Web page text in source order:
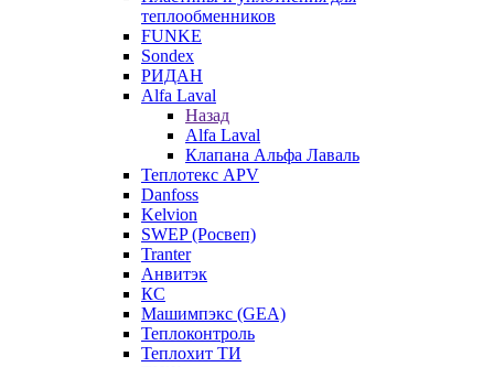
теплообменников
FUNKE
Sondex
РИДАН
Alfa Laval
Назад
Alfa Laval
Клапана Альфа Лаваль
Теплотекс APV
Danfoss
Kelvion
SWEP (Росвеп)
Tranter
Анвитэк
КС
Машимпэкс (GEA)
Теплоконтроль
Теплохит ТИ